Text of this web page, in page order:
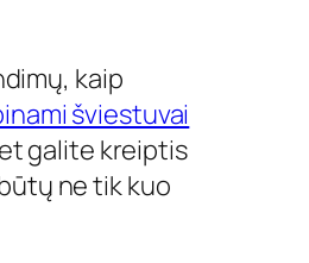
kaip
šviestuvai
galite kreiptis
ne tik kuo